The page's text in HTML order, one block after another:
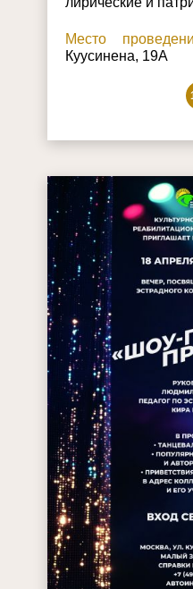
Место
Куусинена, 19А